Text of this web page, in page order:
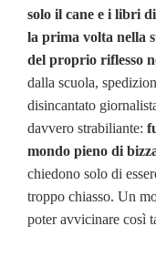
solo il cane e i libri
la prima volta nella
del proprio riflesso
dalla scuola,
disincantato
davvero strabiliante:
mondo pieno di
chiedono solo di
troppo chiasso. Un
poter avvicinare così